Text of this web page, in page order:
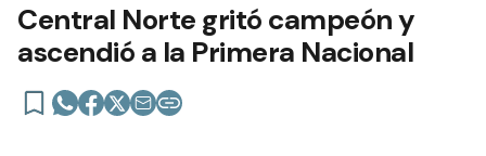
Central Norte gritó campeón y
ascendió a la Primera Nacional